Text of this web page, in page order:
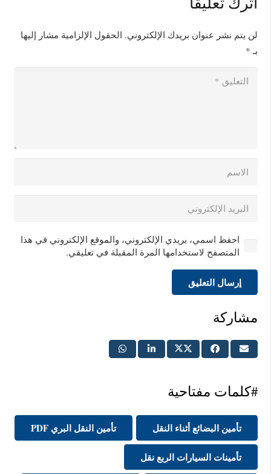
لن يتم نشر عنوان بريدك الإلكتروني. الحقول الإلزامية مشار إليها
بـ *
احفظ اسمي، بريدي الإلكتروني، والموقع الإلكتروني في هذا
المتصفح لاستخدامها المرة المقبلة في تعليقي.
إرسال التعليق
مشاركة
#كلمات مفتاحية
تأمين البضائع أثناء النقل تأمين النقل البري PDF
تأمينات السيارات الربع نقل